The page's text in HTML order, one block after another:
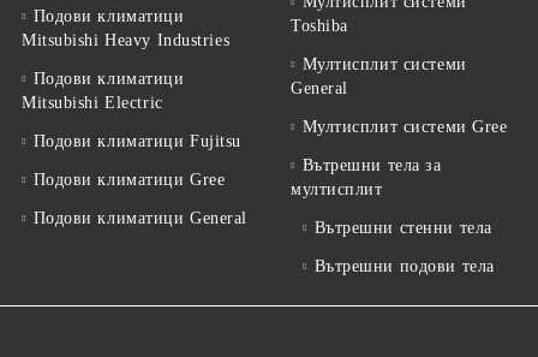
Подови климатици
Mitsubishi Heavy Industries
Подови климатици
Mitsubishi Electric
Подови климатици Fujitsu
Подови климатици Gree
Подови климатици General
Toshiba
Мултисплит системи
General
Мултисплит системи Gree
Вътрешни тела за
мултисплит
Вътрешни стенни тела
Вътрешни подови тела